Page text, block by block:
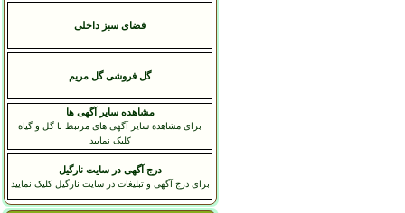
فضای سبز داخلی
گل فروشی گل مریم
مشاهده سایر آگهی ها
برای مشاهده سایر آگهی های مرتبط با گل و گیاه
کلیک نمایید
درج آگهی در سایت نارگیل
برای درج آگهی و تبلیغات در سایت نارگیل کلیک نمایید